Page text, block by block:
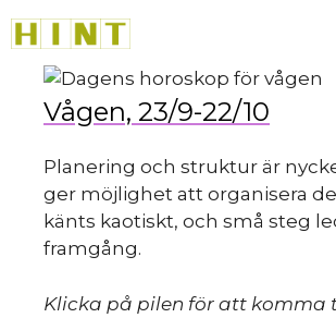
till
innehåll
Vågen, 23/9-22/10
Planering och struktur är
ger möjlighet att organisera
känts kaotiskt, och små steg
framgång.
Klicka på pilen för att komma